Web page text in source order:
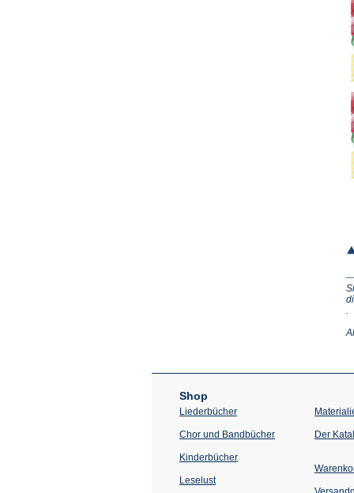
.
Shop
Liederbücher
Chor und Bandbücher
Kinderbücher
Leselust
Der